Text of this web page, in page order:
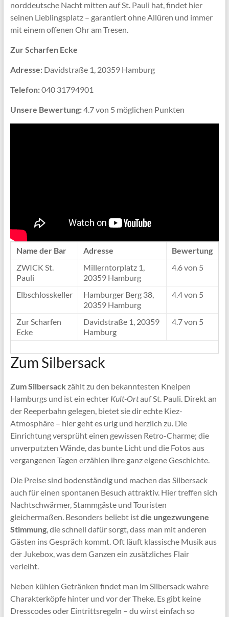
norddeutsche Nacht mitten auf St. Pauli hat, findet hier
seinen Lieblingsplatz – garantiert ohne Allüren und immer
mit einem offenen Ohr am Tresen.
Zur Scharfen Ecke
Adresse:Davidstraße 1, 20359 Hamburg
Telefon:040 31794901
Unsere Bewertung:4.7 von 5 möglichen Punkten
Name der Bar Adresse
Bewertung
ZWICK St.
Pauli
Millerntorplatz 1,
20359 Hamburg
4.6 von 5
Elbschlosskeller
Hamburger Berg 38,
20359 Hamburg
4.4 von 5
Zur Scharfen
Ecke
Davidstraße 1, 20359
Hamburg
4.7 von 5
Zum Silbersack
Zum Silbersack zählt zu den bekanntesten Kneipen
Hamburgs und ist ein echter Kult-Ortauf St. Pauli. Direkt an
der Reeperbahn gelegen, bietet sie dir echte Kiez-
Atmosphäre – hier geht es urig und herzlich zu. Die
Einrichtung versprüht einen gewissen Retro-Charme; die
unverputzten Wände, das bunte Licht und die Fotos aus
vergangenen Tagen erzählen ihre ganz eigene Geschichte.
Die Preise sind bodenständig und machen das Silbersack
auch für einen spontanen Besuch attraktiv. Hier treffen sich
Nachtschwärmer, Stammgäste und Touristen
gleichermaßen. Besonders beliebt istdie ungezwungene
Stimmung, die schnell dafür sorgt, dass man mit anderen
Gästen ins Gespräch kommt. Oft läuft klassische Musik aus
der Jukebox, was dem Ganzen ein zusätzliches Flair
verleiht.
Neben kühlen Getränken findet man im Silbersack wahre
Charakterköpfe hinter und vor der Theke. Es gibt keine
Dresscodes oder Eintrittsregeln – du wirst einfach so